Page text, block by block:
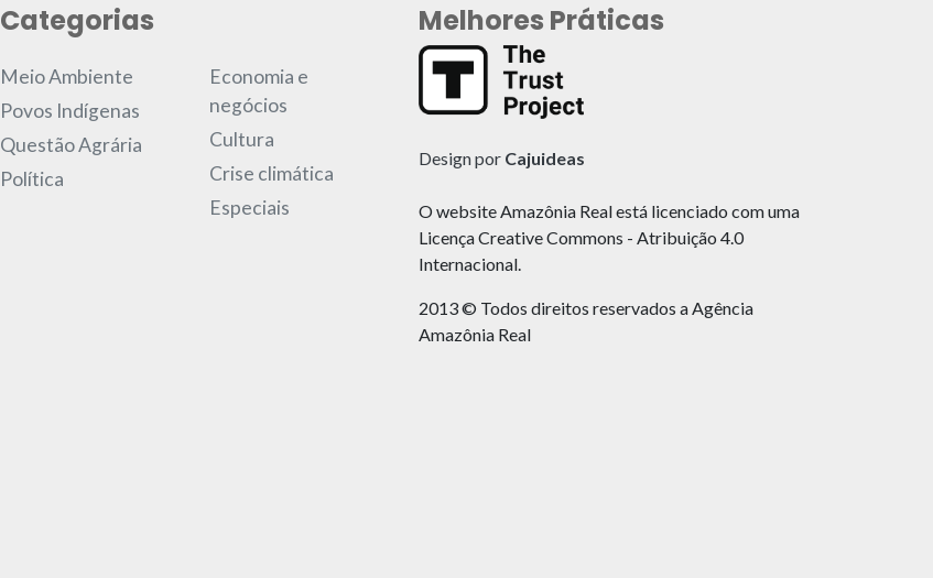
Categorias
Meio Ambiente
Povos Indígenas
Questão Agrária
Política
Economia e
negócios
Cultura
Crise climática
Especiais
Melhores Práticas
Design por Cajuideas
O website Amazônia Real está licenciado com uma
Licença Creative Commons - Atribuição 4.0
Internacional.
2013 © Todos direitos reservados a Agência
Amazônia Real